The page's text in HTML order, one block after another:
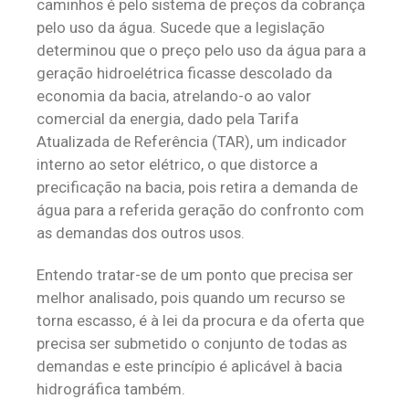
caminhos é pelo sistema de preços da cobrança
pelo uso da água. Sucede que a legislação
determinou que o preço pelo uso da água para a
geração hidroelétrica ficasse descolado da
economia da bacia, atrelando-o ao valor
comercial da energia, dado pela Tarifa
Atualizada de Referência (TAR), um indicador
interno ao setor elétrico, o que distorce a
precificação na bacia, pois retira a demanda de
água para a referida geração do confronto com
as demandas dos outros usos.
Entendo tratar-se de um ponto que precisa ser
melhor analisado, pois quando um recurso se
torna escasso, é à lei da procura e da oferta que
precisa ser submetido o conjunto de todas as
demandas e este princípio é aplicável à bacia
hidrográfica também.